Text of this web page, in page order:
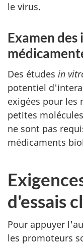
le virus.
Examen
Des études in
potentiel
exigées pour les
petites
ne sont pas
médicaments
d'essais
Pour appuyer
les promoteurs